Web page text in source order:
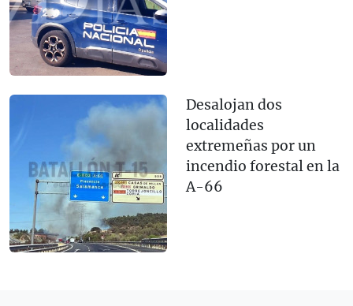
Desalojan dos
localidades
extremeñas por un
incendio forestal en la
A-66